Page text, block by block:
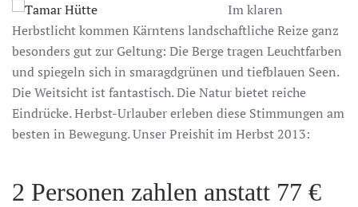
Im klaren
Herbstlicht kommen Kärntens landschaftliche Reize ganz
besonders gut zur Geltung: Die Berge tragen Leuchtfarben
und spiegeln sich in smaragdgrünen und tiefblauen Seen.
Die Weitsicht ist fantastisch. Die Natur bietet reiche
Eindrücke. Herbst-Urlauber erleben diese Stimmungen am
besten in Bewegung. Unser Preishit im Herbst 2013:
2 Personen zahlen anstatt 77 €